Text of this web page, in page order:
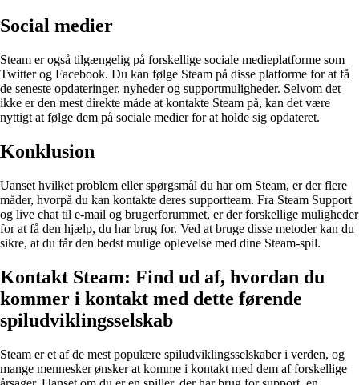
Social medier
Steam er også tilgængelig på forskellige sociale medieplatforme som
Twitter og Facebook. Du kan følge Steam på disse platforme for at få
de seneste opdateringer, nyheder og supportmuligheder. Selvom det
ikke er den mest direkte måde at kontakte Steam på, kan det være
nyttigt at følge dem på sociale medier for at holde sig opdateret.
Konklusion
Uanset hvilket problem eller spørgsmål du har om Steam, er der flere
måder, hvorpå du kan kontakte deres supportteam. Fra Steam Support
og live chat til e-mail og brugerforummet, er der forskellige muligheder
for at få den hjælp, du har brug for. Ved at bruge disse metoder kan du
sikre, at du får den bedst mulige oplevelse med dine Steam-spil.
Kontakt Steam: Find ud af, hvordan du
kommer i kontakt med dette førende
spiludviklingsselskab
Steam er et af de mest populære spiludviklingsselskaber i verden, og
mange mennesker ønsker at komme i kontakt med dem af forskellige